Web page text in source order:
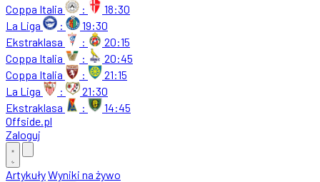
Coppa Italia
:
18:30
La Liga
:
19:30
Ekstraklasa
:
20:15
Coppa Italia
:
20:45
Coppa Italia
:
21:15
La Liga
:
21:30
Ekstraklasa
:
14:45
Offside.pl
Zaloguj
ArtykułyWyniki na żywo